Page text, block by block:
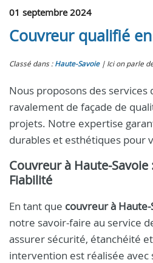
01 septembre 2024
Couvreur qualifié
Classé dans : Haute-Savoie Ici on parle
Nous proposons des services
ravalement de façade de
projets. Notre expertise
durables et esthétiques pour
Couvreur à Haute-Savoie
Fiabilité
En tant que couvreur à Haute-
notre savoir-faire au service
assurer sécurité, étanchéité
intervention est réalisée avec